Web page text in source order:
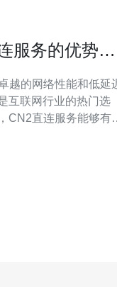
服务的优势与
越的网络性能和低延
互联网行业的热门选
CN2直连服务能够有
其实际应用场景。 新